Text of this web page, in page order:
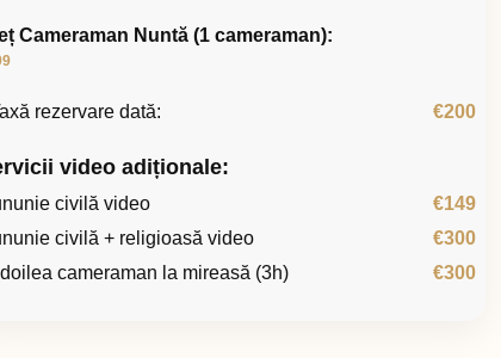
Cameraman Nuntă (1 cameraman):
rezervare dată: €200
video adiționale:
civilă video
€149
civilă + religioasă video
€300
cameraman la mireasă (3h)
€300